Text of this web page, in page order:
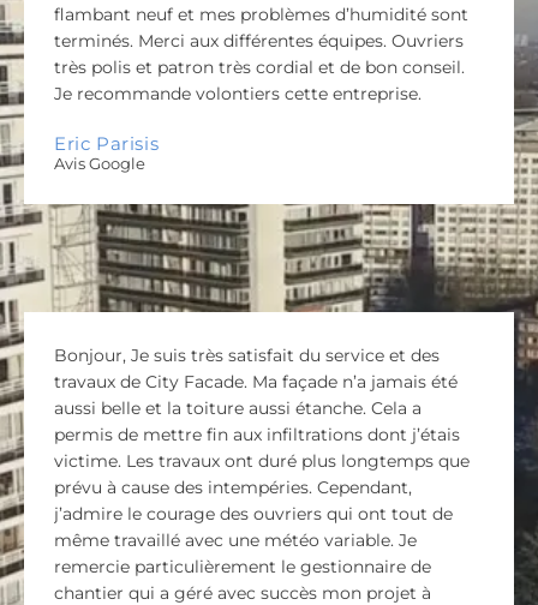
flambant neuf et mes problèmes d’humidité sont
terminés. Merci aux différentes équipes. Ouvriers
très polis et patron très cordial et de bon conseil.
Je recommande volontiers cette entreprise.
Eric Parisis
Avis Google
Bonjour, Je suis très satisfait du service et des
travaux de City Facade. Ma façade n’a jamais été
aussi belle et la toiture aussi étanche. Cela a
permis de mettre fin aux infiltrations dont j’étais
victime. Les travaux ont duré plus longtemps que
prévu à cause des intempéries. Cependant,
j’admire le courage des ouvriers qui ont tout de
même travaillé avec une météo variable. Je
remercie particulièrement le gestionnaire de
chantier qui a géré avec succès mon projet à